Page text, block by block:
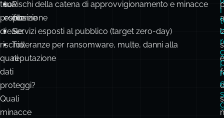
tuo
profilo
di
rischio:
quali
dati
proteggi?
Quali
minacce
tua
esposizione
reale:
Rischi della catena di approvvigionamento e minacce
interne
Servizi esposti al pubblico (target zero-day)
Tolleranze per ransomware, multe, danni alla
reputazione
è
i